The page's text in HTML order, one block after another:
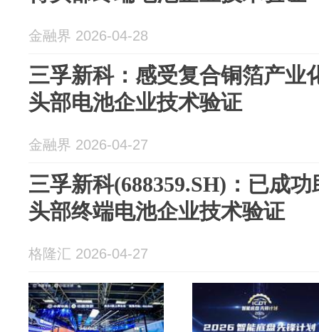
金融界 2026-04-28
三孚新科：感受复合铜箔产业
头部电池企业技术验证
金融界 2026-04-27
三孚新科(688359.SH)：已成
头部终端电池企业技术验证
格隆汇 2026-04-27